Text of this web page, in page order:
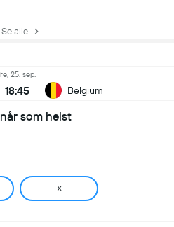
alle
25. sep.
18:45 Belgium
som helst
X